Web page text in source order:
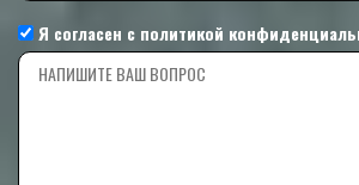
Я согласен с политикой